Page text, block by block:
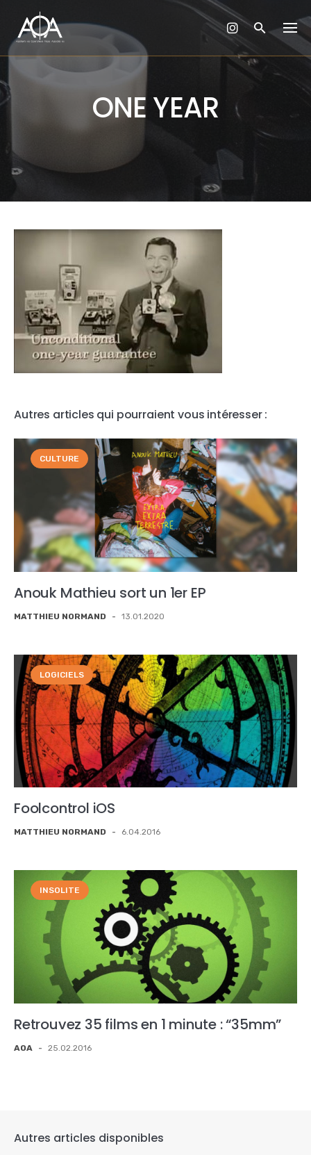
content
ONE YEAR
Autres articles qui pourraient vous intéresser :
CULTURE
Anouk Mathieu sort un 1er EP
MATTHIEU NORMAND - 13.01.2020
LOGICIELS
Foolcontrol iOS
MATTHIEU NORMAND - 6.04.2016
INSOLITE
Retrouvez 35 films en 1 minute : “35mm”
AOA - 25.02.2016
Autres articles disponibles